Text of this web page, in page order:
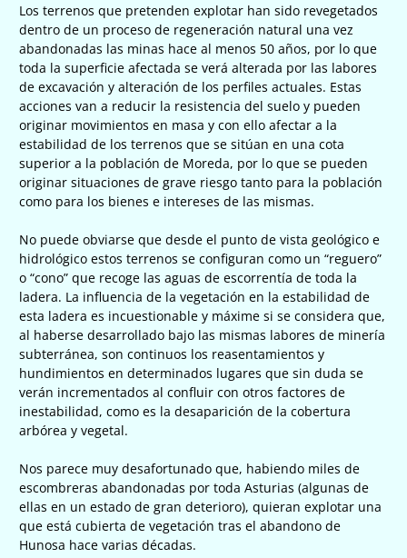
Los terrenos que pretenden explotar han sido revegetados
dentro de un proceso de regeneración natural una vez
abandonadas las minas hace al menos 50 años, por lo que
toda la superficie afectada se verá alterada por las labores
de excavación y alteración de los perfiles actuales. Estas
acciones van a reducir la resistencia del suelo y pueden
originar movimientos en masa y con ello afectar a la
estabilidad de los terrenos que se sitúan en una cota
superior a la población de Moreda, por lo que se pueden
originar situaciones de grave riesgo tanto para la población
como para los bienes e intereses de las mismas.
No puede obviarse que desde el punto de vista geológico e
hidrológico estos terrenos se configuran como un “reguero”
o “cono” que recoge las aguas de escorrentía de toda la
ladera. La influencia de la vegetación en la estabilidad de
esta ladera es incuestionable y máxime si se considera que,
al haberse desarrollado bajo las mismas labores de minería
subterránea, son continuos los reasentamientos y
hundimientos en determinados lugares que sin duda se
verán incrementados al confluir con otros factores de
inestabilidad, como es la desaparición de la cobertura
arbórea y vegetal.
Nos parece muy desafortunado que, habiendo miles de
escombreras abandonadas por toda Asturias (algunas de
ellas en un estado de gran deterioro), quieran explotar una
que está cubierta de vegetación tras el abandono de
Hunosa hace varias décadas.